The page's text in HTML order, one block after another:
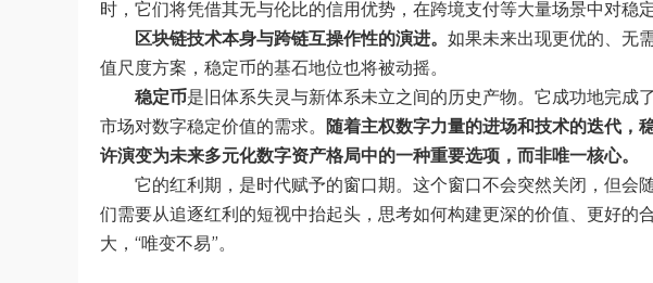
时，它们将凭借其无与伦比的信用优势，在跨境支付等大量场景中对稳
区块链技术本身与跨链互操作性的演进。 如果未来出现更优的、无
值尺度方案，稳定币的基石地位也将被动摇。
稳定币是旧体系失灵与新体系未立之间的历史产物。它成功地完成
市场对数字稳定价值的需求。
随着主权数字力量的进场和技术的迭代，
许演变为未来多元化数字资产格局中的一种重要选项，而非唯一核心。
它的红利期，是时代赋予的窗口期。这个窗口不会突然关闭，但会
们需要从追逐红利的短视中抬起头，思考如何构建更深的价值、更好的
大，“唯变不易”。